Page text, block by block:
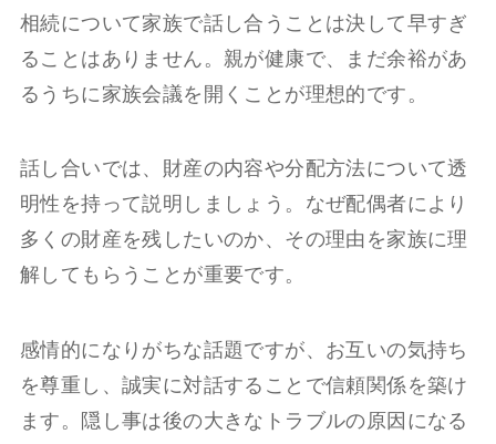
相続について家族で話し合うことは決して早すぎ
ることはありません。親が健康で、まだ余裕があ
るうちに家族会議を開くことが理想的です。
話し合いでは、財産の内容や分配方法について透
明性を持って説明しましょう。なぜ配偶者により
多くの財産を残したいのか、その理由を家族に理
解してもらうことが重要です。
感情的になりがちな話題ですが、お互いの気持ち
を尊重し、誠実に対話することで信頼関係を築け
ます。隠し事は後の大きなトラブルの原因になる